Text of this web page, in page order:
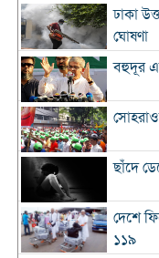
ঢাকা
ঘোষণা
বহুদূর
ছাঁদে
দেশে
১১৯